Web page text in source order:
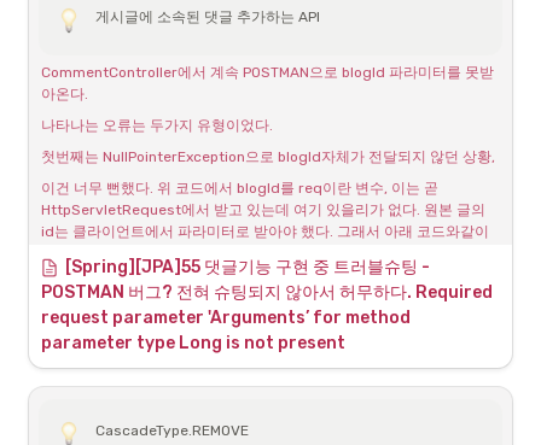
MySQL 서버 실행 시 다음과 같은 오류가 나타날 때가 있다.
through socket '/tmp/mysql.sock'
또는 아래와 같은 내용이다.
/usr/local/Cellar/mysql@8.0/8.0.39_1/bin/mysqld_safe: line
199: /usr/local/var/mysql/Freds-MacBookPro.local.err:
/usr/local/Cellar/mysql@8.0/8.0.39_1/bin/mysqld_safe: line 144:
/usr/local/var/mysql/Freds-MacBookPro.local.err: Permission
denied
ERROR! The server quit without updating PID file
(/usr/local/var/mysql/Freds-MacBookPro.local.pid).
게시글에 소속된 댓글 추가하는 API
CommentController에서 계속 POSTMAN으로 blogId 파라미터를 못받
아온다.
나타나는 오류는 두가지 유형이었다.
첫번째는 NullPointerException으로 blogId자체가 전달되지 않던 상황,
이건 너무 뻔했다. 위 코드에서 blogId를 req이란 변수, 이는 곧
HttpServletRequest에서 받고 있는데 여기 있을리가 없다. 원본 글의
id는 클라이언트에서 파라미터로 받아야 했다. 그래서 아래 코드와같이
그런데 또 오류가 발생한다. blogId가 Long타입으로 들어오지 않는것 같
다. 뭔가 요청문이 잘못되었을 수 있다.
POSTMAN에서 POST 방식의 url은
분명히 원본글을 파라미터로 id를 받아내야 하기 때문에 아래처럼 요청
[Spring][JPA]55 댓글기능 구현 중 트러블슈팅 -
POSTMAN 버그? 전혀 슈팅되지 않아서 허무하다. Required
request parameter 'Arguments’ for method
parameter type Long is not present
CascadeType.REMOVE